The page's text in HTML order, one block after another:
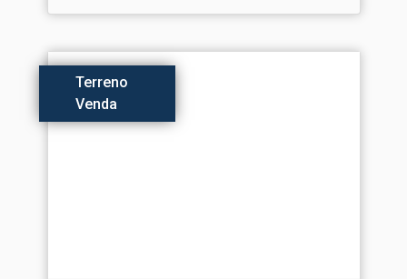
Terreno
Venda